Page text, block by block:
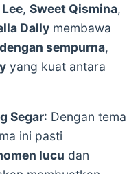
, Sweet Qismina,
Dally membawa
sempurna,
yang kuat antara
Segar: Dengan tema
ini pasti
lucu dan